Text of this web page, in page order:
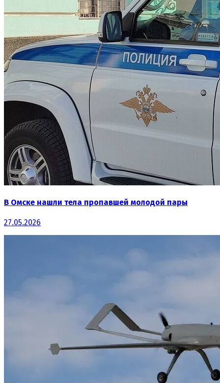
В Омске нашли тела пропавшей молодой пары
27.05.2026